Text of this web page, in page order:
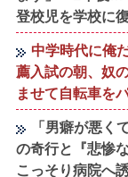
登校児を学校に
中学時代に俺
薦入試の朝、奴
ませて自転車を
「男癖が悪
の奇行と『悲惨
こっそり病院へ